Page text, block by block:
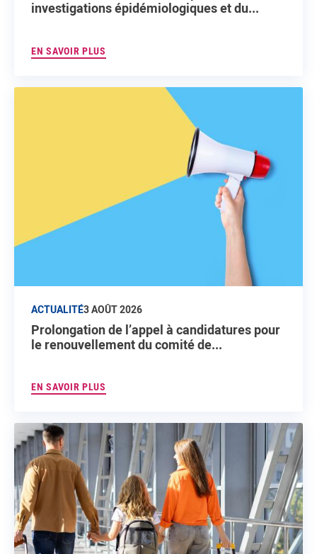
investigations épidémiologiques et du...
EN SAVOIR PLUS
ACTUALITÉ3 AOÛT 2026
Prolongation de l’appel à candidatures pour
le renouvellement du comité de...
EN SAVOIR PLUS